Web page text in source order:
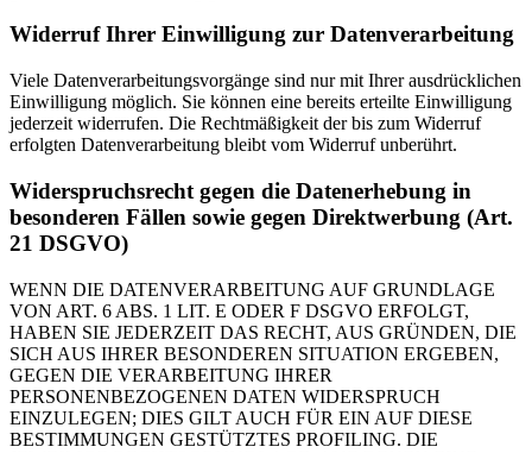
Widerruf Ihrer Einwilligung zur Datenverarbeitung
Viele Datenverarbeitungsvorgänge sind nur mit Ihrer ausdrücklichen
Einwilligung möglich. Sie können eine bereits erteilte Einwilligung
jederzeit widerrufen. Die Rechtmäßigkeit der bis zum Widerruf
erfolgten Datenverarbeitung bleibt vom Widerruf unberührt.
Widerspruchsrecht gegen die Datenerhebung in
besonderen Fällen sowie gegen Direktwerbung (Art.
21 DSGVO)
WENN DIE DATENVERARBEITUNG AUF GRUNDLAGE
VON ART. 6 ABS. 1 LIT. E ODER F DSGVO ERFOLGT,
HABEN SIE JEDERZEIT DAS RECHT, AUS GRÜNDEN, DIE
SICH AUS IHRER BESONDEREN SITUATION ERGEBEN,
GEGEN DIE VERARBEITUNG IHRER
PERSONENBEZOGENEN DATEN WIDERSPRUCH
EINZULEGEN; DIES GILT AUCH FÜR EIN AUF DIESE
BESTIMMUNGEN GESTÜTZTES PROFILING. DIE